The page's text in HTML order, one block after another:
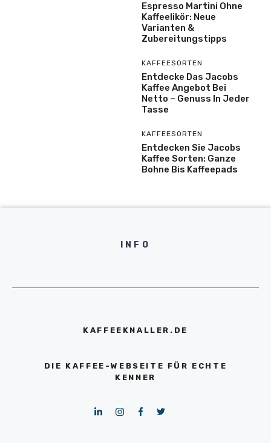
Espresso Martini Ohne
Kaffeelikör: Neue
Varianten &
Zubereitungstipps
KAFFEESORTEN
Entdecke Das Jacobs
Kaffee Angebot Bei
Netto – Genuss In Jeder
Tasse
KAFFEESORTEN
Entdecken Sie Jacobs
Kaffee Sorten: Ganze
Bohne Bis Kaffeepads
INFO
KAFFEEKNALLER.DE
DIE KAFFEE-WEBSEITE FÜR ECHTE
KENNER